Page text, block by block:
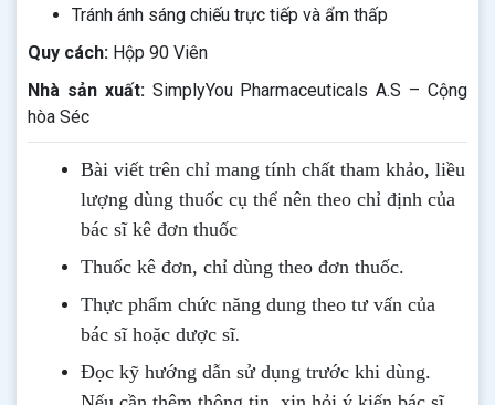
Tránh ánh sáng chiếu trực tiếp và ẩm thấp
Quy cách: Hộp 90 Viên
Nhà sản xuất: SimplyYou Pharmaceuticals A.S – Cộng
hòa Séc
Bài viết trên chỉ mang tính chất tham khảo, liều
lượng dùng thuốc cụ thể nên theo chỉ định của
bác sĩ kê đơn thuốc
Thuốc kê đơn, chỉ dùng theo đơn thuốc.
Thực phẩm chức năng dung theo tư vấn của
bác sĩ hoặc dược sĩ.
Đọc kỹ hướng dẫn sử dụng trước khi dùng.